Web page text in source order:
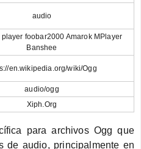
audio
foobar2000 Amarok MPlayer
Banshee
en.wikipedia.org/wiki/Ogg
audio/ogg
Xiph.Org
para archivos Ogg que
de audio, principalmente en